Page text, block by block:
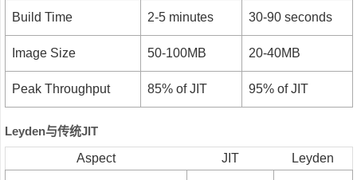
Build Time 2-5 minutes 30-90 seconds
Image Size 50-100MB 20-40MB
Peak Throughput 85% of JIT 95% of JIT
Leyden与传统JIT
Aspect
JIT Leyden